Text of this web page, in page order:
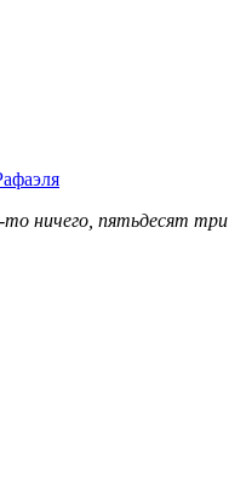
то ничего, пятьдесят три